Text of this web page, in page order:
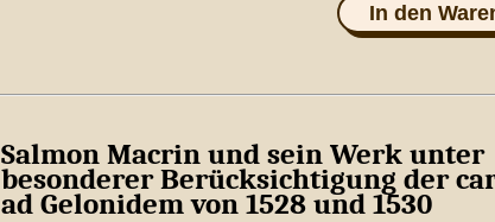
In den
Salmon Macrin und sein Werk unter
besonderer Berücksichtigung der
ad Gelonidem von 1528 und 1530